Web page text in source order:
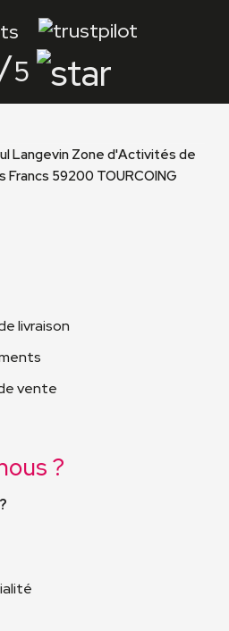
5
Langevin Zone d'Activités de
Francs 59200 TOURCOING
vente
livraison
?